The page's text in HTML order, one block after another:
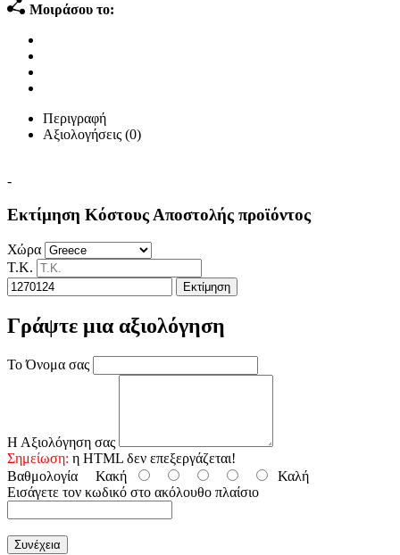
Μοιράσου το:
Περιγραφή
Αξιολογήσεις (0)
-
Εκτίμηση Κόστους Αποστολής προϊόντος
Χώρα
Τ.Κ.
Εκτίμηση
Γράψτε μια αξιολόγηση
Το Όνομα σας
Η Αξιολόγηση σας
Σημείωση: η HTML δεν επεξεργάζεται!
Βαθμολογία Κακή
Καλή
Εισάγετε τον κωδικό στο ακόλουθο πλαίσιο
Συνέχεια